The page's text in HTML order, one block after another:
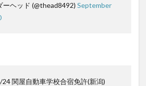
ヘッド (@thead8492) September
関屋自動車学校合宿免許(新潟)